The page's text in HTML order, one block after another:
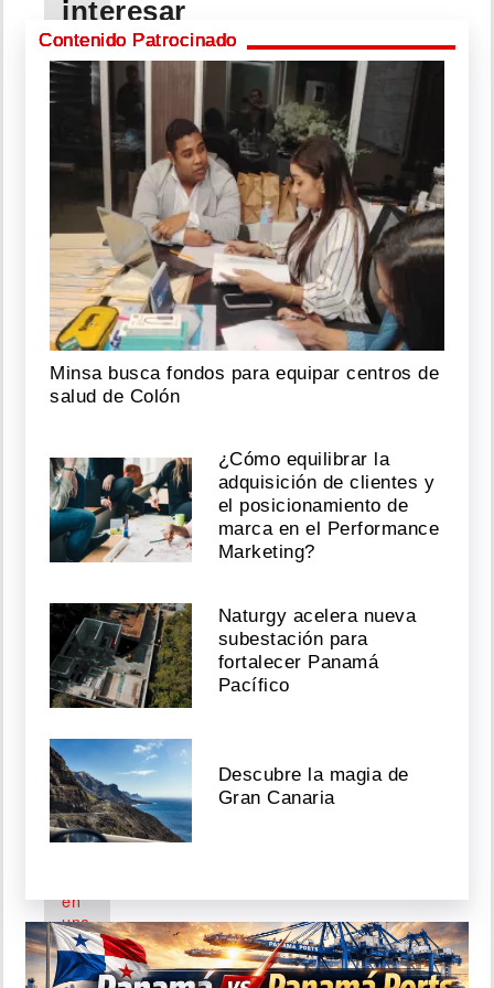
interesar
Karol
canta
al
desamor
Agosto
2026
Petro
se
la
Casa
de
Nariño
en
su
acto
como
presidente
Agosto
Bruce
en
una
iglesia;
su
Contenido Patrocinado
Minsa busca fondos para equipar centros de
salud de Colón
¿Cómo equilibrar la
adquisición de clientes y
el posicionamiento de
marca en el Performance
Marketing?
Naturgy acelera nueva
subestación para
fortalecer Panamá
Pacífico
Descubre la magia de
Gran Canaria